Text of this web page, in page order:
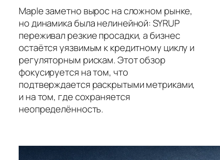
Maple заметно вырос на сложном рынке,
но динамика была нелинейной: SYRUP
переживал резкие просадки, а бизнес
остаётся уязвимым к кредитному циклу и
регуляторным рискам. Этот обзор
фокусируется на том, что
подтверждается раскрытыми метриками,
и на том, где сохраняется
неопределённость.